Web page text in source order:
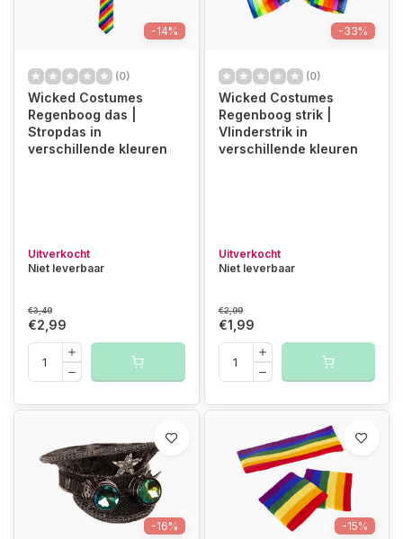
-14%
(0)
Wicked Costumes
Regenboog das |
Stropdas in
verschillende kleuren
Uitverkocht
Niet leverbaar
€3,49
€2,99
-33%
(0)
Wicked Costumes
Regenboog strik |
Vlinderstrik in
verschillende kleuren
Uitverkocht
Niet leverbaar
€2,99
€1,99
-16% -15%